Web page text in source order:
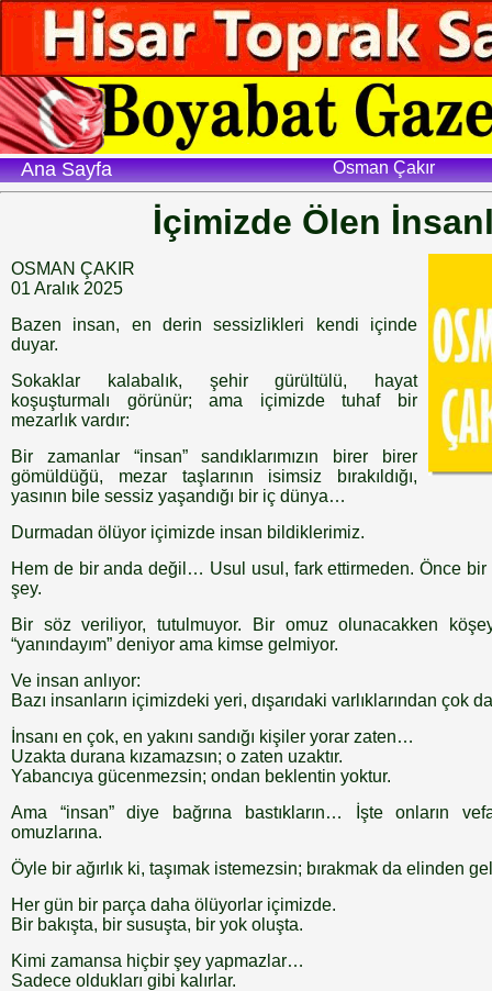
Osman Çakır
Ana Sayfa
İçimizde Ölen
OSMAN ÇAKIR
01 Aralık 2025
Bazen insan, en derin sessizlikleri kendi içinde
duyar.
Sokaklar kalabalık, şehir gürültülü, hayat
koşuşturmalı görünür; ama içimizde tuhaf bir
mezarlık vardır:
Bir zamanlar “insan” sandıklarımızın birer birer
gömüldüğü, mezar taşlarının isimsiz bırakıldığı,
yasının bile sessiz yaşandığı bir iç dünya…
Durmadan ölüyor içimizde insan bildiklerimiz.
Hem de bir anda değil… Usul usul, fark ettirmeden. Önce bir
şey.
Bir söz veriliyor, tutulmuyor. Bir omuz olunacakken
“yanındayım” deniyor ama kimse gelmiyor.
Ve insan anlıyor:
Bazı insanların içimizdeki yeri, dışarıdaki varlıklarından çok
İnsanı en çok, en yakını sandığı kişiler yorar zaten…
Uzakta durana kızamazsın; o zaten uzaktır.
Yabancıya gücenmezsin; ondan beklentin yoktur.
Ama “insan” diye bağrına bastıkların… İşte onların
omuzlarına.
Öyle bir ağırlık ki, taşımak istemezsin; bırakmak da elinden
Her gün bir parça daha ölüyorlar içimizde.
Bir bakışta, bir susuşta, bir yok oluşta.
Kimi zamansa hiçbir şey yapmazlar…
Sadece oldukları gibi kalırlar.